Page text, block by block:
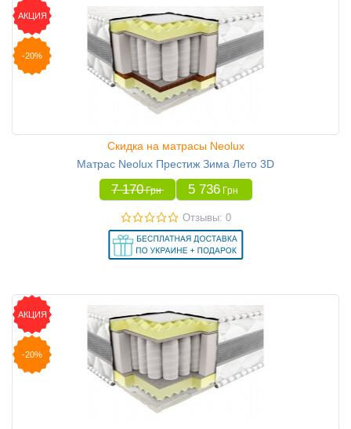
АКЦИЯ
-20%
Скидка на матрасы Neolux
Матрас Neolux Престиж Зима Лето 3D
7 170 Грн 5 736 Грн
Отзывы: 0
АКЦИЯ
-20%